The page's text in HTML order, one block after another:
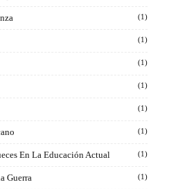
(1)
(1)
(1)
(1)
(1)
(1)
En La Educación Actual (1)
Guerra (1)